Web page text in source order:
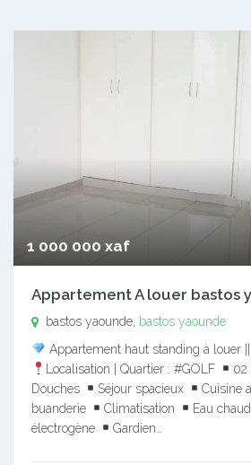
1 000 000 xaf
Appartement A louer bastos
bastos yaounde, bastos yaounde
Appartement haut standing à louer
Localisation | Quartier : #GOLF
02
Douches
Séjour spacieux
Cuisine
buanderie
Climatisation Eau
électrogène
Gardien…